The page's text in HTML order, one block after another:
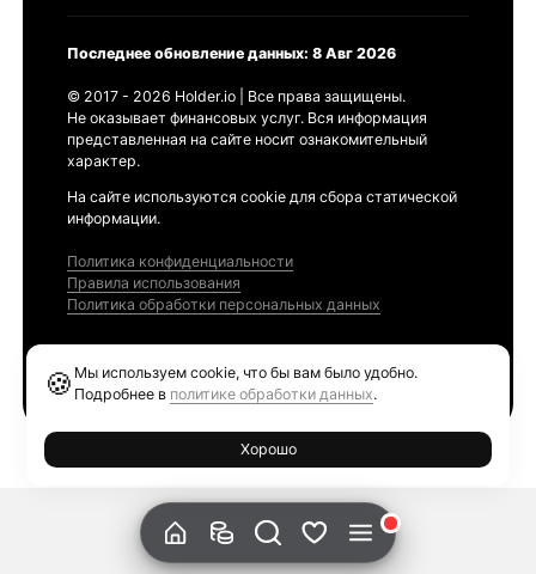
Последнее обновление данных: 8 Авг 2026
© 2017 - 2026 Holder.io | Все права защищены.
Не оказывает финансовых услуг. Вся информация
представленная на сайте носит ознакомительный
характер.
На сайте используются cookie для сбора статической
информации.
Политика конфиденциальности
Правила использования
Политика обработки персональных данных
🍪 Мы используем cookie, что бы вам было удобно.
Подробнее в политике обработки данных.
Хорошо
Ethereum GAS Tracker